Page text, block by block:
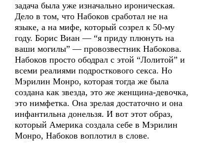
задача была уже изначально ироническая.
Дело в том, что Набоков сработал не на
языке, а на мифе, который созрел к 50-му
году. Борис Виан — “я приду плюнуть на
ваши могилы” — провозвестник Набокова.
Набоков просто ободрал с этой “Лолитой” и
всеми реалиями подросткового секса. Но
Мэрилин Монро, которая тогда же была
создана как звезда, это же женщина-девочка,
это нимфетка. Она зрелая достаточно и она
инфантильна донельзя. И вот этот образ,
который Америка создала себе в Мэрилин
Монро, Набоков воплотил в слове.